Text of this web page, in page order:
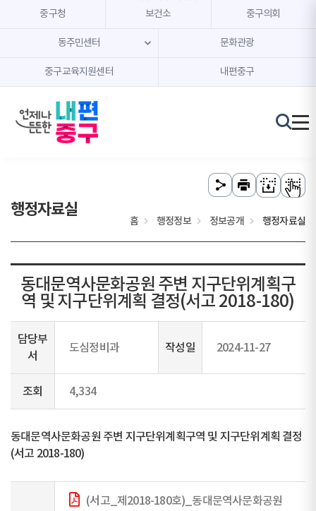
본문 내용 바로가기
주메뉴 바로가기
중구청 보건소 중구의회
동주민센터 문화관광
중구교육지원센터 내편중구
행정자료실
홈 행정정보 정보공개 행정자료실
동대문역사문화공원 주변 지구단위계획구
역 및 지구단위계획 결정(서고 2018-180)
담당부
서
도심정비과 작성일 2024-11-27
조회 4,334
동대문역사문화공원 주변 지구단위계획구역 및 지구단위계획 결정
(서고 2018-180)
(서고_제2018-180호)_동대문역사문화공원